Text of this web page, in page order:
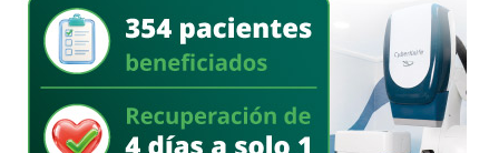
avanzar con los proyectos pendientes, aunque reconoció
que algunos, comoEl Saucito, enfrentan ya
restricciones importantes de tiempo.
Galindo adelantó que este lunes dará a conocer con mayor
detalle el panorama de cada una de las obras y los